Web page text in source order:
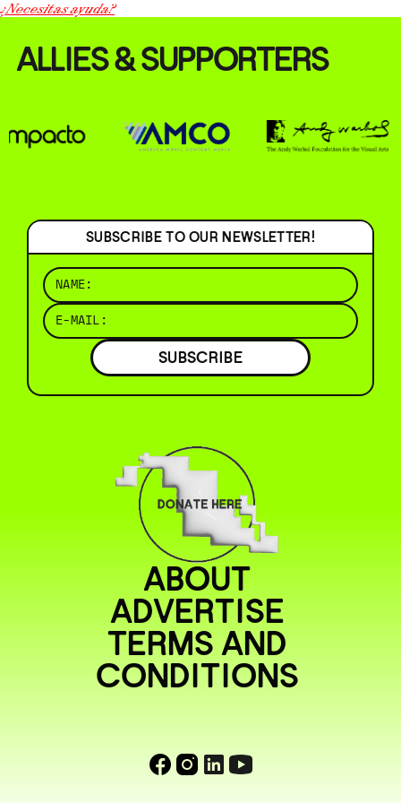
¿Necesitas ayuda?
ALLIES & SUPPORTERS
SUBSCRIBE TO OUR NEWSLETTER!
SUBSCRIBE
ABOUT
ADVERTISE
TERMS AND
CONDITIONS